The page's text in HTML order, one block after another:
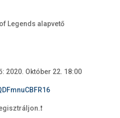
Legends alapvető
Október 22. 18:00